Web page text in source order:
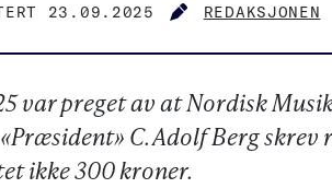
23.09.2025
AUTHOR
REDAKSJONEN
var preget av at Nordisk
C. Adolf Berg
ikke 300 kroner.